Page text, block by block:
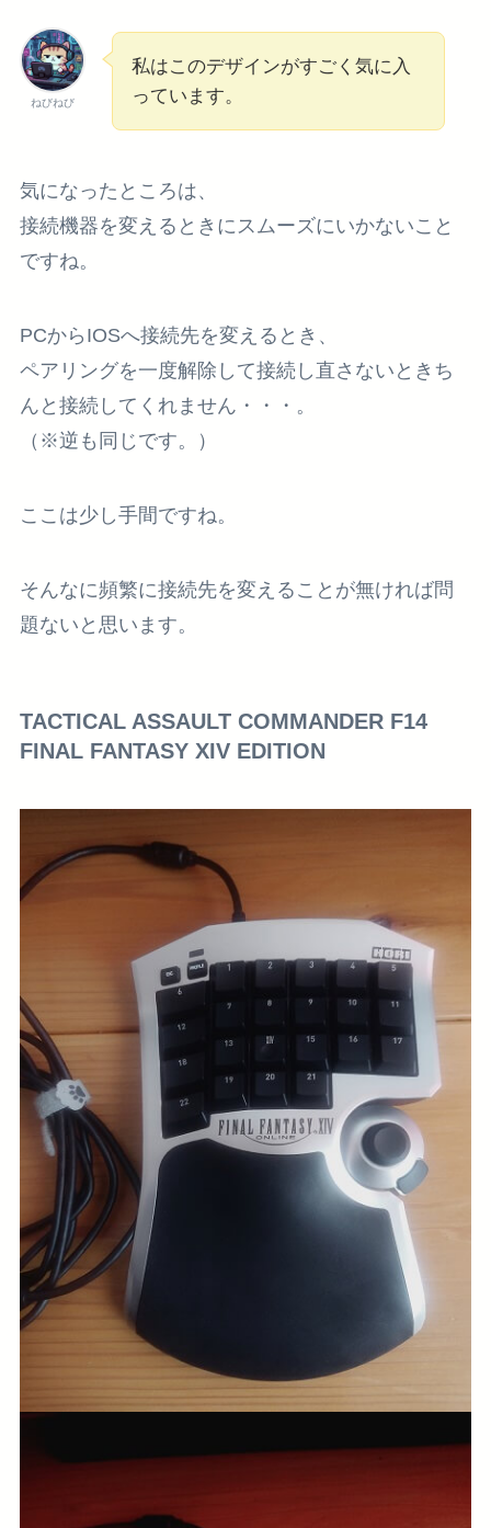
ねびねび
私はこのデザインがすごく気に入
っています。
気になったところは、
接続機器を変えるときにスムーズにいかないこと
ですね。
PCからIOSへ接続先を変えるとき、
ペアリングを一度解除して接続し直さないときち
んと接続してくれません・・・。
（※逆も同じです。）
ここは少し手間ですね。
そんなに頻繁に接続先を変えることが無ければ問
題ないと思います。
TACTICAL ASSAULT COMMANDER F14
FINAL FANTASY XIV EDITION